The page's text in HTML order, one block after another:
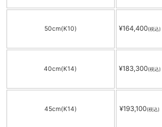
50cm(K10) ¥164,400(税込)
40cm(K14) ¥183,300(税込)
45cm(K14) ¥193,100(税込)